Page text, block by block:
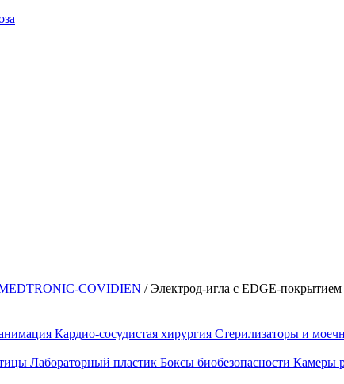
COVIDIEN /Электрод-игла с EDGE-
Кардио-сосудистая хирургия Стерилизаторы и
Лабораторный пластик Боксы биобезопасности Камеры